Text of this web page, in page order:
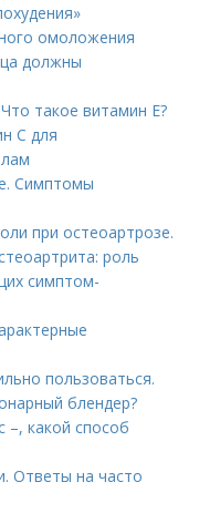
омоложения
должны
такое витамин Е?
С для
Симптомы
при остеоартрозе.
роль
симптом-
пользоваться.
блендер?
–, какой способ
Ответы на часто